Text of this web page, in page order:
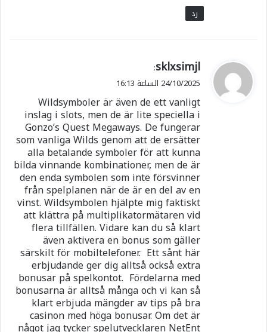
رد
ي
ق
ل
sklxsimjl
:
24/10/2025 الساعة 16:13
Wildsymboler är även de ett vanligt
inslag i slots, men de är lite speciella i
Gonzo’s Quest Megaways. De fungerar
som vanliga Wilds genom att de ersätter
alla betalande symboler för att kunna
bilda vinnande kombinationer, men de är
den enda symbolen som inte försvinner
från spelplanen när de är en del av en
vinst. Wildsymbolen hjälpte mig faktiskt
att klättra på multiplikatormätaren vid
flera tillfällen. Vidare kan du så klart
även aktivera en bonus som gäller
särskilt för mobiltelefoner. Ett sånt här
erbjudande ger dig alltså också extra
bonusar på spelkontot. Fördelarna med
bonusarna är alltså många och vi kan så
klart erbjuda mängder av tips på bra
casinon med höga bonusar. Om det är
något jag tycker spelutvecklaren NetEnt